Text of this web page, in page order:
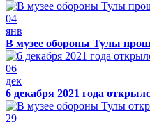
04
янв
В музее обороны Тулы
06
дек
6 декабря 2021 года
29